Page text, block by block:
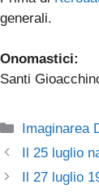
generali.
Onomastici:
Santi
Categorie
Imaginarea
Il 25 luglio
Il 27 luglio